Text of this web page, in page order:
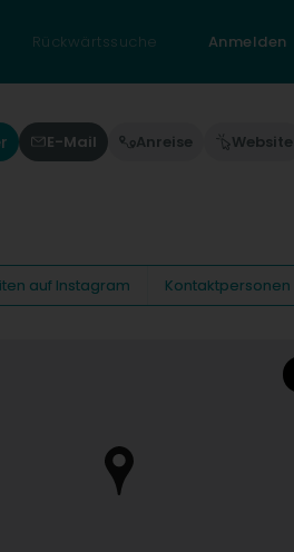
Rückwärtssuche Anmelden
E-Mail Anreise Website
auf Instagram Kontaktpersonen